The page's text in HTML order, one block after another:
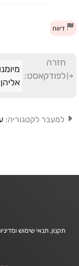
דיווח
חזרה
לפודקאסט:
למעבר לקטגוריה:
תקנון, תנאי שימוש